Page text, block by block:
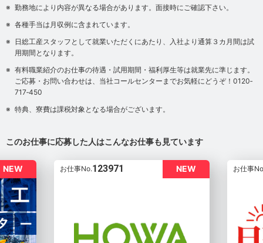
勤務地により内容が異なる場合があります。面接時にご確認下さい。
各種手当は月収例に含まれています。
日総工産スタッフとして就業いただくにあたり、入社より通算３カ月間は試
用期間となります。
有料職業紹介のお仕事の待遇・試用期間・福利厚生等は就業先に準じます。
ご応募・お問い合わせは、当社コールセンターまでお気軽にどうぞ！0120‐
717‐450
特典、寮費は課税対象となる場合がございます。
このお仕事に応募した人はこんなお仕事も見ています
NEW NEW
お仕事No.123971 お仕事